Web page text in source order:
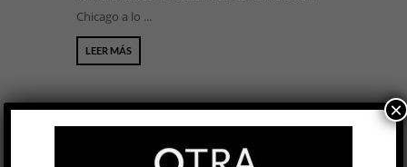
Chicago a lo ...
LEER MÁS
BUSCAR
×